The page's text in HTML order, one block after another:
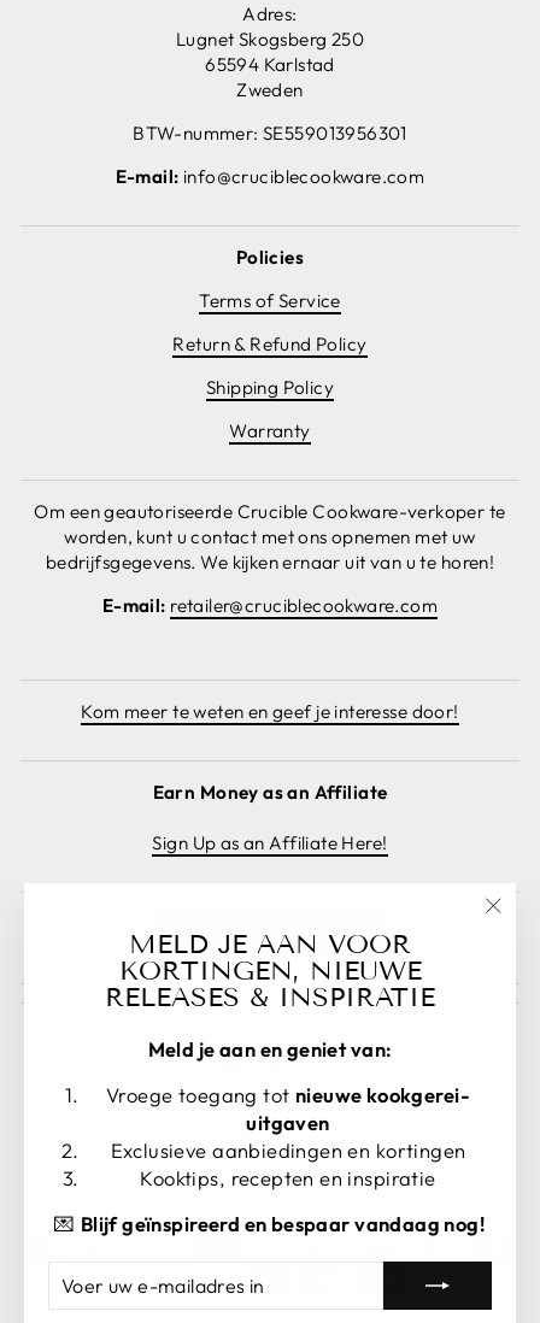
Adres:
Lugnet Skogsberg 250
65594 Karlstad
Zweden
BTW-nummer: SE559013956301
E-mail: info@cruciblecookware.com
Policies
Terms of Service
Return & Refund Policy
Shipping Policy
Warranty
Om een geautoriseerde Crucible Cookware-verkoper te
worden, kunt u contact met ons opnemen met uw
bedrijfsgegevens. We kijken ernaar uit van u te horen!
E-mail: retailer@cruciblecookware.com
Kom meer te weten en geef je interesse door!
Earn Money as an Affiliate
Sign Up as an Affiliate Here!
Bestelling annuleren
TAAL
Nederlands
VALUTA
Verenigde Staten (USD $)
MELD JE AAN VOOR
KORTINGEN, NIEUWE
RELEASES & INSPIRATIE
Meld je aan en geniet van:
Vroege toegang tot nieuwe kookgerei-
uitgaven
Exclusieve aanbiedingen en kortingen
Kooktips, recepten en inspiratie
💌 Blijf geïnspireerd en bespaar vandaag nog!
UW
E-